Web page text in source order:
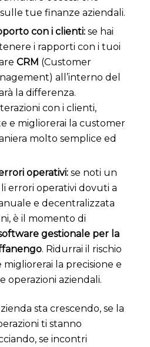
tue finanze aziendali.
con i clienti: se hai
i rapporti con i tuoi
CRM (Customer
all’interno del
la differenza.
con i clienti,
e migliorerai la customer
molto semplice ed
operativi: se noti un
errori operativi dovuti a
e decentralizzata
è il momento di
gestionale per la
. Ridurrai il rischio
la precisione e
operazioni aziendali.
sta crescendo, se la
ti stanno
se incontri